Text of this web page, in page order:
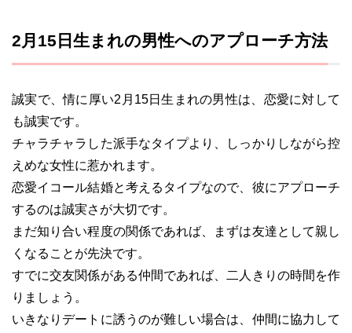
2月15日生まれの男性へのアプローチ方法
誠実で、情に厚い2月15日生まれの男性は、恋愛に対して
も誠実です。
チャラチャラした派手なタイプより、しっかりしながら控
えめな女性に惹かれます。
恋愛イコール結婚と考えるタイプなので、彼にアプローチ
するのは誠実さが大切です。
まだ知り合い程度の関係であれば、まずは友達として親し
くなることが先決です。
すでに交友関係がある仲間であれば、二人きりの時間を作
りましょう。
いきなりデートに誘うのが難しい場合は、仲間に協力して